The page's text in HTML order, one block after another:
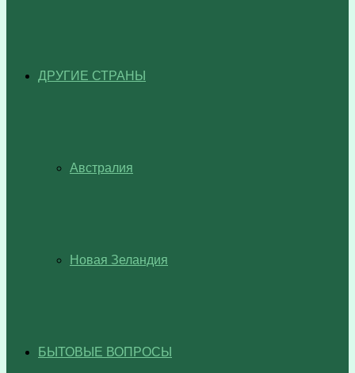
ДРУГИЕ СТРАНЫ
Австралия
Новая Зеландия
БЫТОВЫЕ ВОПРОСЫ